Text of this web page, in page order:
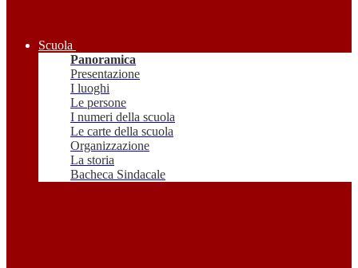
Scuola
Panoramica
Presentazione
I luoghi
Le persone
I numeri della scuola
Le carte della scuola
Organizzazione
La storia
Bacheca Sindacale